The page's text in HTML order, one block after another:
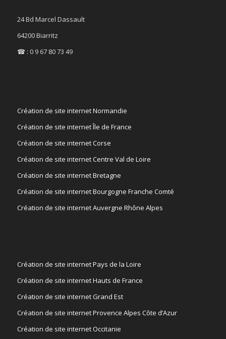
24 Bd Marcel Dassault
64200 Biarritz
☎ : 0 9 67 80 73 49
Création de site internet Normandie
Création de site internet Île de France
Création de site internet Corse
Création de site internet Centre Val de Loire
Création de site internet Bretagne
Création de site internet Bourgogne Franche Comté
Création de site internet Auvergne Rhône Alpes
Création de site internet Pays de la Loire
Création de site internet Hauts de France
Création de site internet Grand Est
Création de site internet Provence Alpes Côte d’Azur
Création de site internet Occitanie